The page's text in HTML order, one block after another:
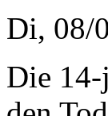
Di, 08/
Die